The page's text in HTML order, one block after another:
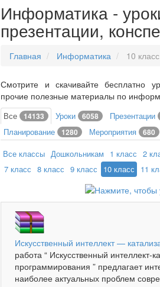
Информатика -
презентации,
Главная Информатика 10 класс
Смотрите и скачивайте бесплатно
прочие полезные материалы по
Все 14133 Уроки 6058
Презентации
Планирование 1280 Мероприятия 680
Все классы Дошкольникам 1 класс 2
7 класс 8 класс 9 класс 10 класс 11
Искусственный интеллект —
работа “ Искусственный интеллект-
программирования ” предлагает
наиболее актуальных проблем